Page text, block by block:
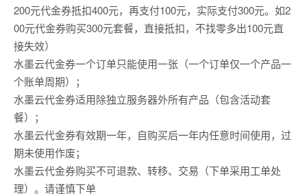
200元代金券抵扣400元，再支付100元，实际支付300元。如2
00元代金券购买300元套餐，直接抵扣，不找零多出100元直
接失效）
水墨云代金券一个订单只能使用一张（一个订单仅一个产品一
个账单周期）；
水墨云代金券适用除独立服务器外所有产品（包含活动套
餐）；
水墨云代金券有效期一年，自购买后一年内任意时间使用，过
期未使用作废；
水墨云代金券购买不可退款、转移、交易（下单采用工单处
理）。请谨慎下单